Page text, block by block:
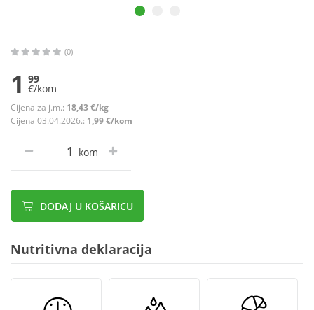
(0)
1 99
€/kom
Cijena za j.m.: 18,43 €/kg
Cijena 03.04.2026.: 1,99 €/kom
kom
DODAJ U KOŠARICU
Nutritivna deklaracija